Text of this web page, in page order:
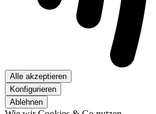
Alle akzeptieren
Konfigurieren
Ablehnen